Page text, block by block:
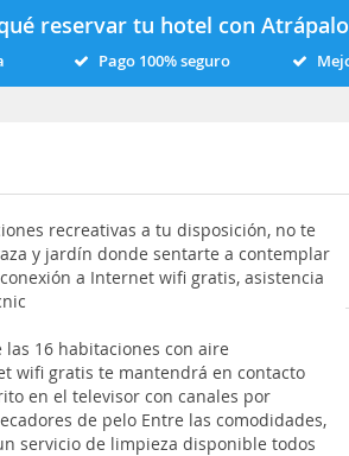
reservar tu hotel con Atrápalo
Pago 100% seguro
recreativas a tu disposición, no te
y jardín donde sentarte a contemplar
a Internet wifi gratis, asistencia
16 habitaciones con aire
wifi gratis te mantendrá en contacto
en el televisor con canales por
de pelo Entre las comodidades,
servicio de limpieza disponible todos